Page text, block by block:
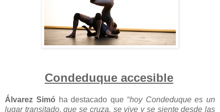
Condeduque accesible
Álvarez Simó ha destacado que “hoy Condeduque es un
lugar transitado, que se cruza, se vive y se siente desde las